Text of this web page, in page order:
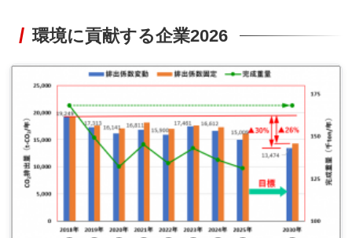
環境に貢献する企業2026